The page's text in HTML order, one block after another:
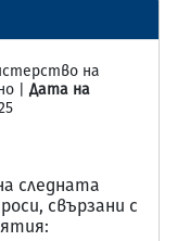
на
| Дата на
следната
свързани с